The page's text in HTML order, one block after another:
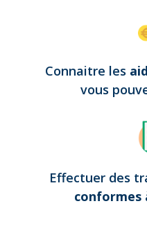
Connaitre les
vous
Effectuer des
conformes